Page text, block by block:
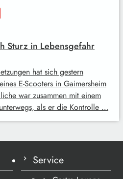
Sturz in Lebensgefahr
hat sich gestern
E-Scooters in Gaimersheim
war zusammen mit einem
als er die Kontrolle …
Service